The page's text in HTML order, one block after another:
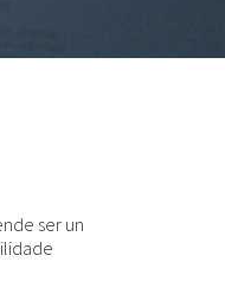
ser un